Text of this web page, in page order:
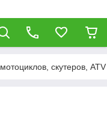
скутеров, ATV